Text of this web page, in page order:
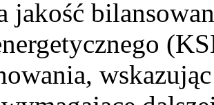
jakość